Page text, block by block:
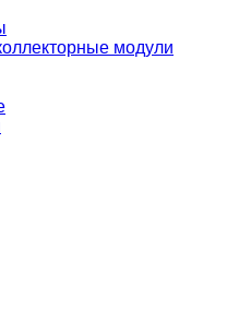
модули